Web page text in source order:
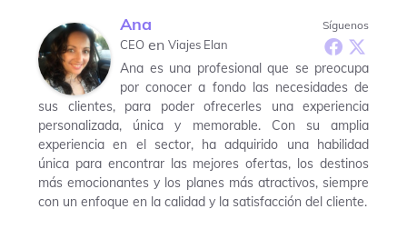
Síguenos
Ana
CEO en Viajes Elan
Ana es una profesional que se preocupa
por conocer a fondo las necesidades de
sus clientes, para poder ofrecerles una experiencia
personalizada, única y memorable. Con su amplia
experiencia en el sector, ha adquirido una habilidad
única para encontrar las mejores ofertas, los destinos
más emocionantes y los planes más atractivos, siempre
con un enfoque en la calidad y la satisfacción del cliente.